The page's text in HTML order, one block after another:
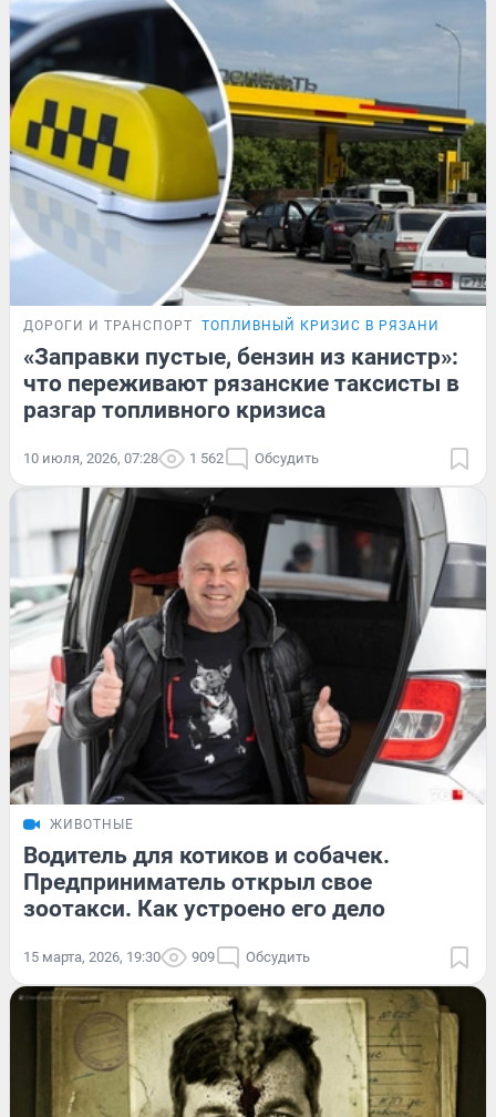
ДОРОГИ И ТРАНСПОРТ ТОПЛИВНЫЙ КРИЗИС В РЯЗАНИ
«Заправки пустые, бензин из канистр»:
что переживают рязанские таксисты в
разгар топливного кризиса
10 июля, 2026, 07:28 1 562 Обсудить
ЖИВОТНЫЕ
Водитель для котиков и собачек.
Предприниматель открыл свое
зоотакси. Как устроено его дело
15 марта, 2026, 19:30 909 Обсудить